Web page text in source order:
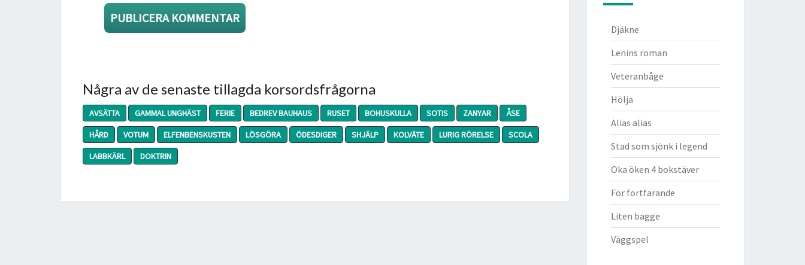
Några av de senaste tillagda korsordsfrågorna
AVSÄTTA GAMMAL UNGHÄST FERIE BEDREV BAUHAUS RUSET BOHUSKULLA SOTIS ZANYAR
ÅSE
HÅRD
VOTUM ELFENBENSKUSTEN LÖSGÖRA ÖDESDIGER SHJÄLP KOLVÄTE LURIG RÖRELSE
SCOLA
LABBKÄRL
DOKTRIN
Djäkne
Lenins roman
Veteranbåge
Hölja
Alias alias
Stad som sjönk i legend
Oka öken 4 bokstäver
För fortfarande
Liten bagge
Väggspel